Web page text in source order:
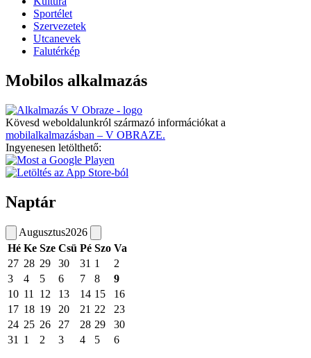
Sportélet
Szervezetek
Utcanevek
Falutérkép
Mobilos alkalmazás
Kövesd weboldalunkról származó információkat a
mobilalkalmazásban – V OBRAZE.
Ingyenesen letölthető:
Naptár
Augusztus2026
Hé Ke Sze Csü Pé Szo Va
27 28 29 30 31 1
2
3
4 5 6 7 8
9
10 11 12 13 14 15
16
17 18 19 20 21 22
23
24 25 26 27 28 29
30
31
1 2 3 4 5 6